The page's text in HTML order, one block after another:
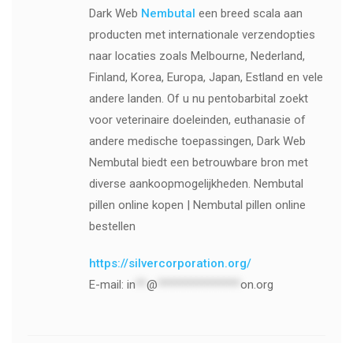
Dark Web Nembutal een breed scala aan
producten met internationale verzendopties
naar locaties zoals Melbourne, Nederland,
Finland, Korea, Europa, Japan, Estland en vele
andere landen. Of u nu pentobarbital zoekt
voor veterinaire doeleinden, euthanasie of
andere medische toepassingen, Dark Web
Nembutal biedt een betrouwbare bron met
diverse aankoopmogelijkheden. Nembutal
pillen online kopen | Nembutal pillen online
bestellen
https://silvercorporation.org/
E-mail: in @ on.org